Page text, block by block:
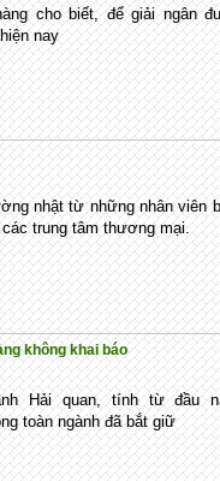
cho biết, để giải ngân
nay
nhật từ những nhân viên
trung tâm thương mại.
không khai báo
Hải quan, tính từ đầu
toàn ngành đã bắt giữ